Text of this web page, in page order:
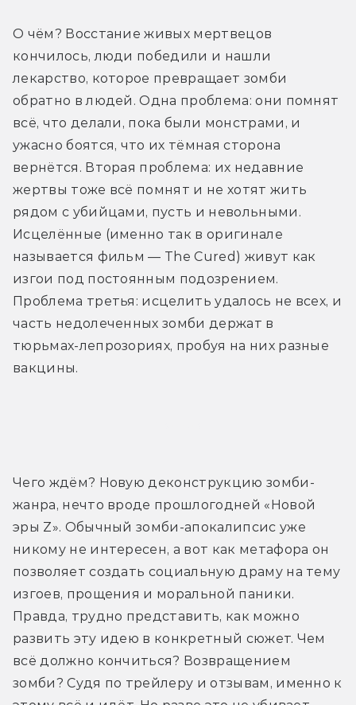
О чём? Восстание живых мертвецов
кончилось, люди победили и нашли
лекарство, которое превращает зомби
обратно в людей. Одна проблема: они помнят
всё, что делали, пока были монстрами, и
ужасно боятся, что их тёмная сторона
вернётся. Вторая проблема: их недавние
жертвы тоже всё помнят и не хотят жить
рядом с убийцами, пусть и невольными.
Исцелённые (именно так в оригинале
называется фильм — The Cured) живут как
изгои под постоянным подозрением.
Проблема третья: исцелить удалось не всех, и
часть недолеченных зомби держат в
тюрьмах-лепрозориях, пробуя на них разные
вакцины.
Чего ждём? Новую деконструкцию зомби-
жанра, нечто вроде прошлогодней «Новой
эры Z». Обычный зомби-апокалипсис уже
никому не интересен, а вот как метафора он
позволяет создать социальную драму на тему
изгоев, прощения и моральной паники.
Правда, трудно представить, как можно
развить эту идею в конкретный сюжет. Чем
всё должно кончиться? Возвращением
зомби? Судя по трейлеру и отзывам, именно к